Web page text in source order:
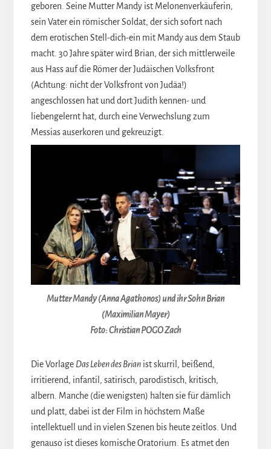
geboren. Seine Mutter Mandy ist Melonenverkäuferin,
sein Vater ein römischer Soldat, der sich sofort nach
dem erotischen Stell-dich-ein mit Mandy aus dem Staub
macht. 30 Jahre später wird Brian, der sich mittlerweile
aus Hass auf die Römer der Judäischen Volksfront
(Achtung: nicht der Volksfront von Judäa!)
angeschlossen hat und dort Judith kennen- und
liebengelernt hat, durch eine Verwechslung zum
Messias auserkoren und gekreuzigt.
Mutter Mandy (Anna Agathonos) und ihr Sohn Brian
(Maximilian Mayer)
Foto: Christian POGO Zach
Die Vorlage Das Leben des Brianist skurril, beißend,
irritierend, infantil, satirisch, parodistisch, kritisch,
albern. Manche (die wenigsten) halten sie für dämlich
und platt, dabei ist der Film in höchstem Maße
intellektuell und in vielen Szenen bis heute zeitlos. Und
genauso ist dieses komische Oratorium. Es atmet den